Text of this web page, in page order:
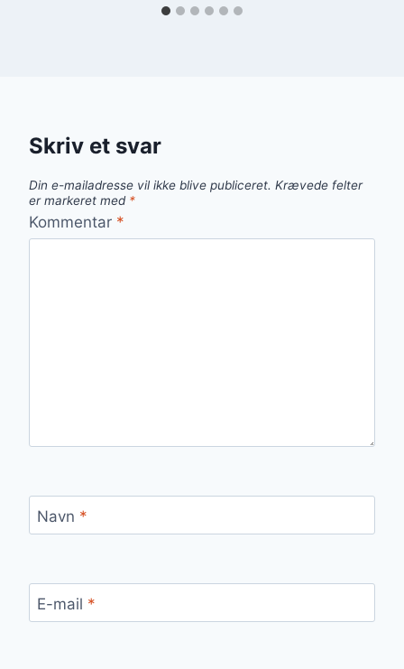
Skriv et svar
Din e-mailadresse vil ikke blive publiceret. Krævede felter
er markeret med *
Kommentar *
Navn *
E-mail *